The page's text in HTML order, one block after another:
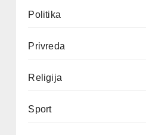
Politika
Privreda
Religija
Sport